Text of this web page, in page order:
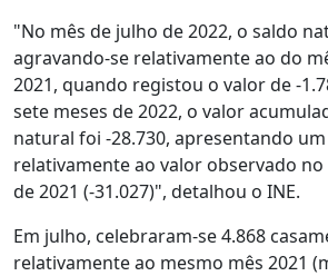
"No mês de julho de 2022, o saldo
agravando-se relativamente ao do
2021, quando registou o valor de -
sete meses de 2022, o valor
natural foi -28.730, apresentando
relativamente ao valor observado
de 2021 (-31.027)", detalhou o INE.
Em julho, celebraram-se 4.868
relativamente ao mesmo mês 2021